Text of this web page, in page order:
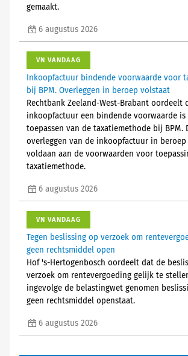
gemaakt.
6 augustus 2026
VN VANDAAG
Inkoopfactuur bindende voorwaarde voor
bij BPM. Overleggen in beroep volstaat
Rechtbank Zeeland-West-Brabant oordeelt
inkoopfactuur een bindende voorwaarde
toepassen van de taxatiemethode bij BPM.
overleggen van de inkoopfactuur in beroep
voldaan aan de voorwaarden voor
taxatiemethode.
6 augustus 2026
VN VANDAAG
Tegen beslissing op verzoek om
geen rechtsmiddel open
Hof 's-Hertogenbosch oordeelt dat de
verzoek om rentevergoeding gelijk te
ingevolge de belastingwet genomen
geen rechtsmiddel openstaat.
6 augustus 2026